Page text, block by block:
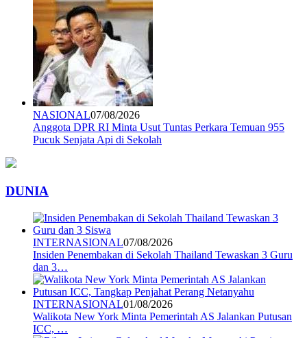
NASIONAL07/08/2026
Anggota DPR RI Minta Usut Tuntas Perkara Temuan 955
Pucuk Senjata Api di Sekolah
DUNIA
INTERNASIONAL07/08/2026
Insiden Penembakan di Sekolah Thailand Tewaskan 3 Guru
dan 3…
INTERNASIONAL01/08/2026
Walikota New York Minta Pemerintah AS Jalankan Putusan
ICC, …